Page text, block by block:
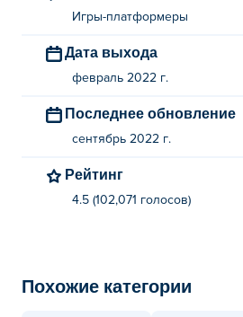
Игры-платформеры
Дата выхода
февраль 2022 г.
Последнее обновление
сентябрь 2022 г.
Рейтинг
4.5 (102,071 голосов)
Похожие категории